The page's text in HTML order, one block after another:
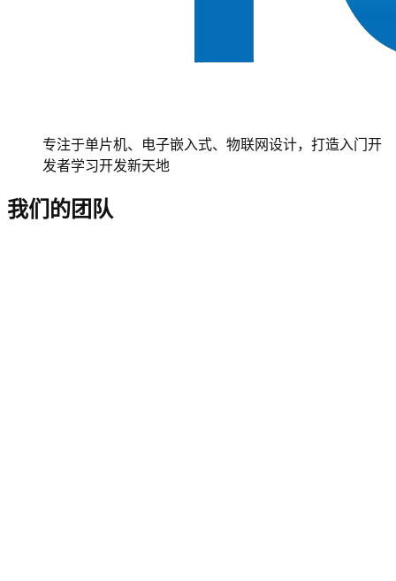
专注于单片机、电子嵌入式、物联网设计，打造入门开
发者学习开发新天地
我们的团队